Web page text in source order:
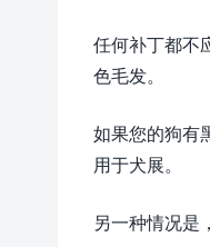
任何补丁都不
色毛发。
如果您的狗有
用于犬展。
另一种情况是